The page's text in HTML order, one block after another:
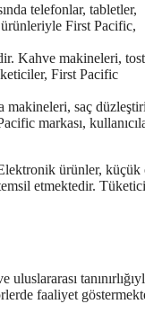
telefonlar, tabletler,
First Pacific,
Kahve makineleri, tost
First Pacific
makineleri, saç
markası,
ürünler, küçük
etmektedir.
faaliyet